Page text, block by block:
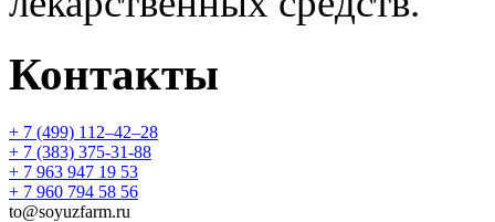
Контакты
+ 7 (499) 112‒42‒28
+ 7 (383) 375-31-88
+ 7 963 947 19 53
+ 7 960 794 58 56
to@soyuzfarm.ru